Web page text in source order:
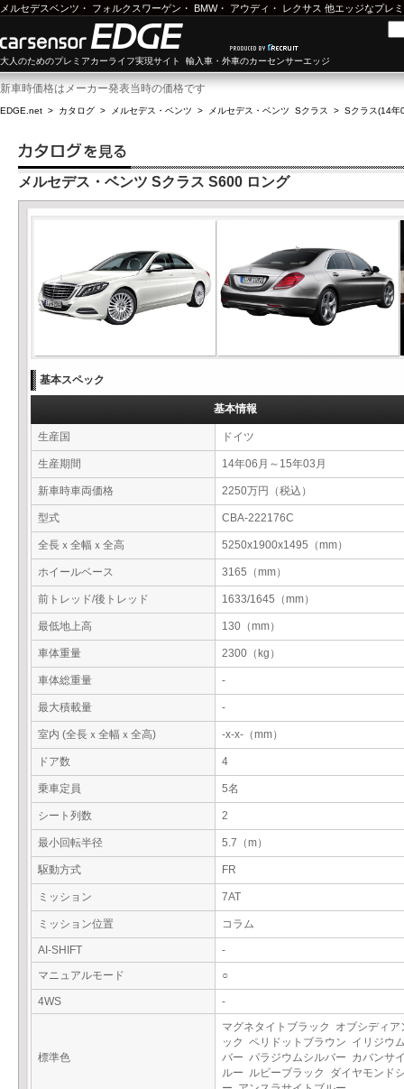
メルセデスベンツ ・ フォルクスワーゲン ・ BMW・ アウディ ・ レクサス 他エッジなプレ
大人のためのプレミアカーライフ実現サイト 輸入車・外車のカーセンサーエッジ
新車時価格はメーカー発表当時の価格です
EDGE.net > カタログ > メルセデス・ベンツ > メルセデス・ベンツ Sクラス > Sクラス(14年
メルセデス・ベンツ Sクラス S600 ロング
基本スペック
基本情報
生産国 ドイツ
生産期間 14年06月～15年03月
新車時車両価格 2250万円（税込）
型式 CBA-222176C
全長ｘ全幅ｘ全高 5250x1900x1495（mm）
ホイールベース 3165（mm）
前トレッド/後トレッド 1633/1645（mm）
最低地上高 130（mm）
車体重量 2300（kg）
車体総重量 -
最大積載量 -
室内 (全長ｘ全幅ｘ全高) -x-x-（mm）
ドア数 4
乗車定員 5名
シート列数 2
最小回転半径 5.7（m）
駆動方式 FR
ミッション 7AT
ミッション位置 コラム
AI-SHIFT
-
マニュアルモード
○
4WS -
標準色
マグネタイトブラック オブシディア
ック ペリドットブラウン イリジウ
バー パラジウムシルバー カバンサ
ルー ルビーブラック ダイヤモンド